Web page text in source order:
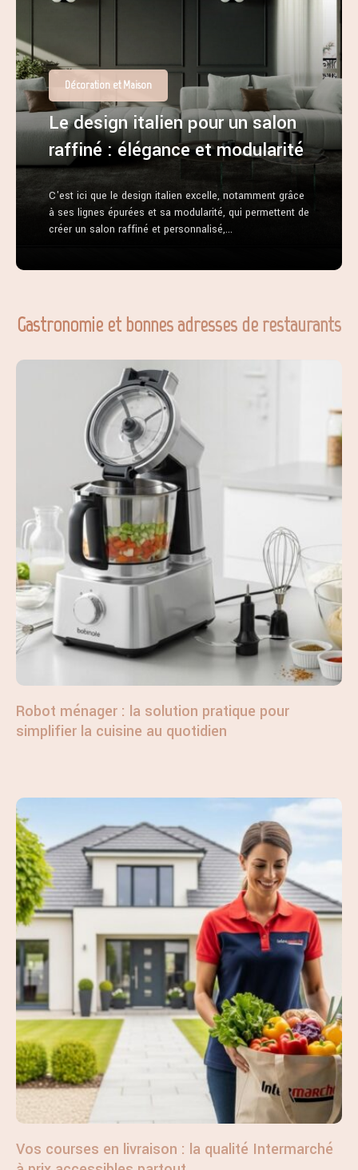
Décoration et Maison
Le design italien pour un salon
raffiné : élégance et modularité
C'est ici que le design italien excelle, notamment grâce
à ses lignes épurées et sa modularité, qui permettent de
créer un salon raffiné et personnalisé,...
Gastronomie et bonnes adresses de restaurants
Robot ménager : la solution pratique pour
simplifier la cuisine au quotidien
Vos courses en livraison : la qualité Intermarché